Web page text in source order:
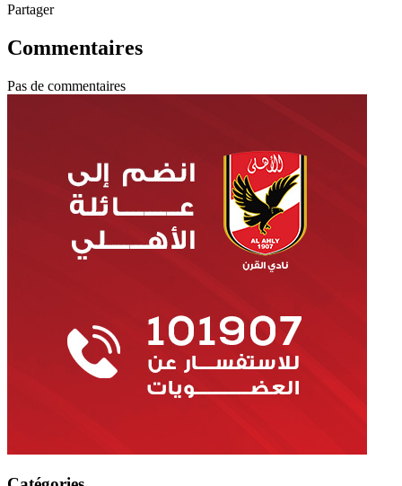
Partager
Commentaires
Pas de commentaires